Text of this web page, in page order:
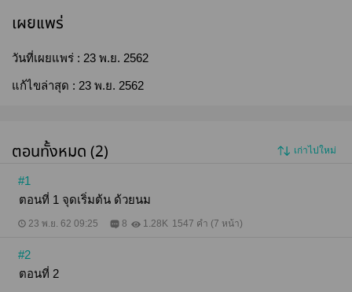
เผยแพร่
วันที่เผยแพร่ : 23 พ.ย. 2562
แก้ไขล่าสุด : 23 พ.ย. 2562
ตอนทั้งหมด (2) เก่าไปใหม่
#1
ตอนที่ 1 จุดเริ่มต้น ด้วยนม
23 พ.ย. 62 09:25 8 1.28K 1547 คำ (7 หน้า)
#2
ตอนที่ 2